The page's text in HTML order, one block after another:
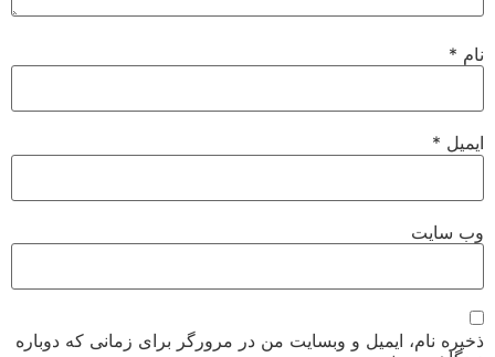
نام *
ایمیل *
وب‌ سایت
ذخیره نام، ایمیل و وبسایت من در مرورگر برای زمانی که دوباره